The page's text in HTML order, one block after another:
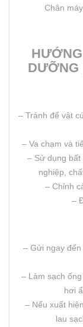
Chân
DƯỠNG
– Tránh để vật
– Va chạm và
– Sử dụng bất
nghiệp,
– Chỉnh
–
– Gửi ngay
– Làm sạch
hơi
– Nếu xuất
lau